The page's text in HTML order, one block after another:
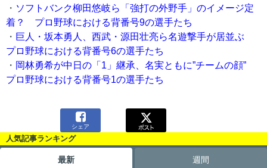
・ ソフトバンク柳田悠岐ら「強打の外野手」のイメージ定
着？ プロ野球における背番号9の選手たち
・ 巨人・坂本勇人、西武・源田壮亮ら名遊撃手が居並ぶ
プロ野球における背番号6の選手たち
・ 岡林勇希が中日の「1」継承、名実ともに”チームの顔”
プロ野球における背番号1の選手たち

シェア
人気記事ランキング
最新 週間